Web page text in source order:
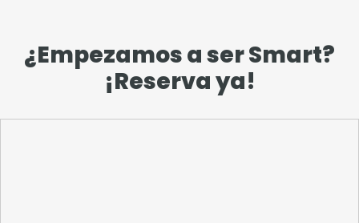
¿Empezamos a ser Smart?
¡Reserva ya!